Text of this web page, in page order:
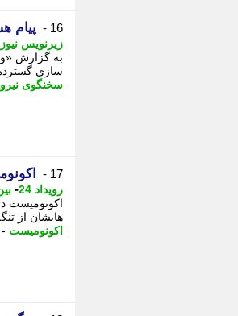
16 - پیام
زیرنویس نیوز
به گزارش
سازی
سخنگوی
17 -
رویداد 24 -
اکونومیست
هایشان از
اکونومیست -